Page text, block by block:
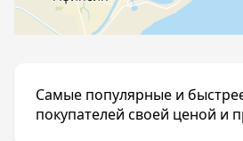
Самые популярные и
покупателей своей ценой и